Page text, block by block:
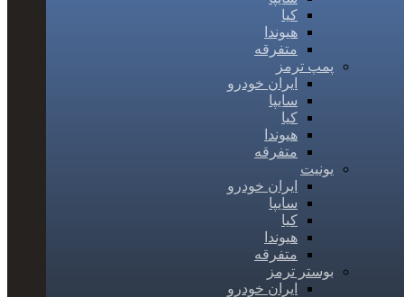
کیا
هیوندا
متفرقه
پمپ ترمز
ایران خودرو
سایپا
کیا
هیوندا
متفرقه
یونیت
ایران خودرو
سایپا
کیا
هیوندا
متفرقه
بوستر ترمز
ایران خودرو